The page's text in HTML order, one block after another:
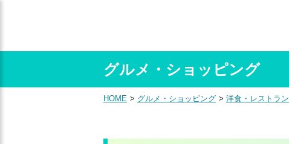
グルメ・ショッピング
HOME グルメ・ショッピング 洋食・レストラン